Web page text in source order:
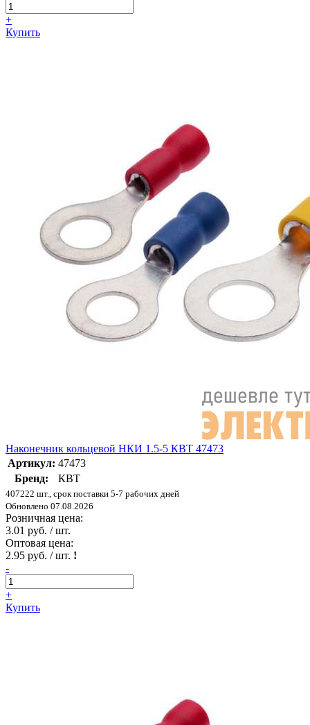
+
Купить
Наконечник кольцевой НКИ 1.5-5 КВТ 47473
Артикул: 47473
Бренд:
КВТ
407222 шт., срок поставки 5-7 рабочих дней
Обновлено 07.08.2026
Розничная цена:
3.01 руб. / шт.
Оптовая цена:
2.95 руб. / шт. !
-
+
Купить